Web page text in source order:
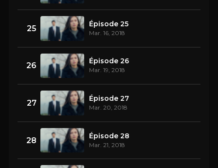
25 Épisode 25
Mar. 16, 2018
26 Épisode 26
Mar. 19, 2018
27 Épisode 27
Mar. 20, 2018
28 Épisode 28
Mar. 21, 2018